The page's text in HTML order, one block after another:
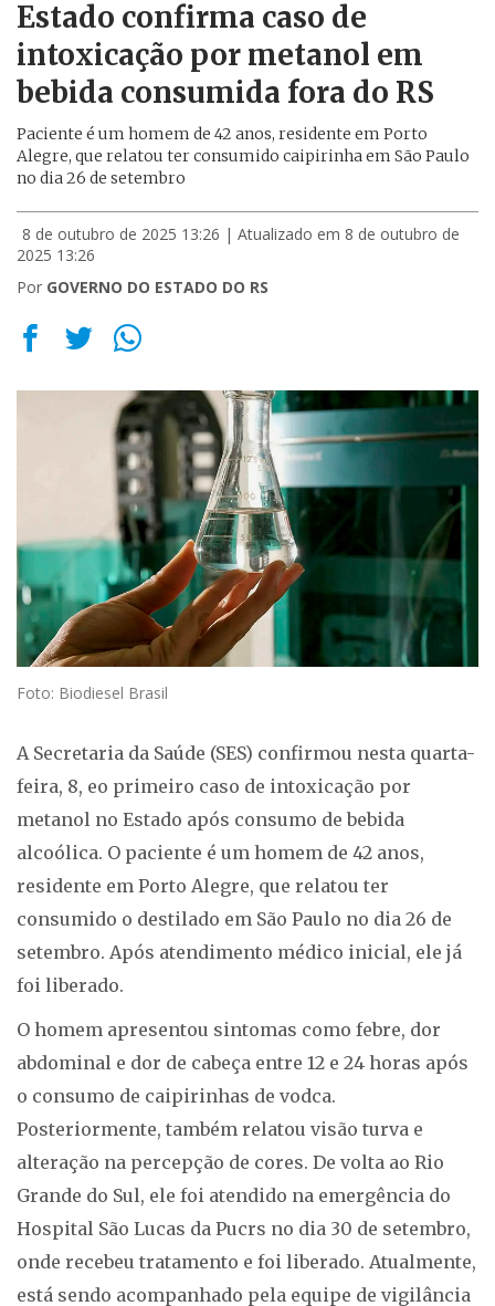
Estado confirma caso de
intoxicação por metanol em
bebida consumida fora do RS
Paciente é um homem de 42 anos, residente em Porto
Alegre, que relatou ter consumido caipirinha em São Paulo
no dia 26 de setembro
8 de outubro de 2025 13:26 | Atualizado em 8 de outubro de
2025 13:26
Por GOVERNO DO ESTADO DO RS
Foto: Biodiesel Brasil
A Secretaria da Saúde (SES) confirmou nesta quarta-
feira, 8, eo primeiro caso de intoxicação por
metanol no Estado após consumo de bebida
alcoólica. O paciente é um homem de 42 anos,
residente em Porto Alegre, que relatou ter
consumido o destilado em São Paulo no dia 26 de
setembro. Após atendimento médico inicial, ele já
foi liberado.
O homem apresentou sintomas como febre, dor
abdominal e dor de cabeça entre 12 e 24 horas após
o consumo de caipirinhas de vodca.
Posteriormente, também relatou visão turva e
alteração na percepção de cores. De volta ao Rio
Grande do Sul, ele foi atendido na emergência do
Hospital São Lucas da Pucrs no dia 30 de setembro,
onde recebeu tratamento e foi liberado. Atualmente,
está sendo acompanhado pela equipe de vigilância